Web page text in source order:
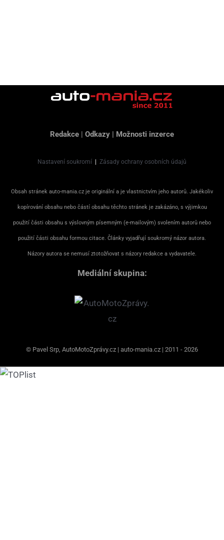
Redakce | Odkazy | Možnosti inzerce
Nastavení soukromí Zásady ochrany osobních údajů
Obsah stránek auto-mania.cz je originální a je vlastnictvím jeho autorů. Jakékoliv
kopírování obsahu nebo částí obsahu těchto stránek je zakázáno, s výjimkou
použití části obsahu s výslovným písemným (e-mailovým) svolením autorů nebo
použití části obsahu formou citace. Články vyjadřují soukromý názor autora.
Názory autora se nemusí ztotožňovat s názory redakce a vydavatele.
Mediální skupina:
© Pavel Srp, AutoMotoZprávy.cz | auto-mania.cz | 2011 - 2026